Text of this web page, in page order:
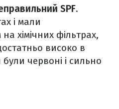
SPF.
і мали
хімічних фільтрах,
високо в
були червоні і сильно